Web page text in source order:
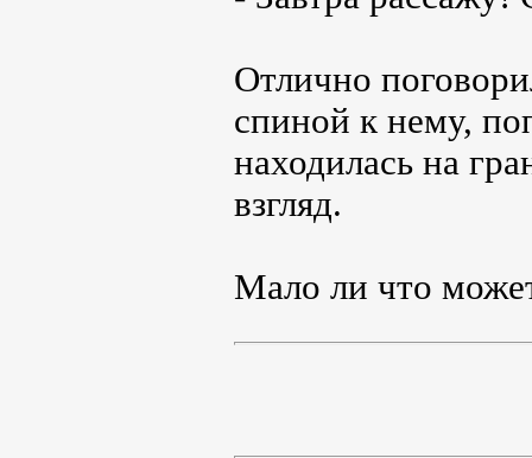
Отлично
спиной к нему,
находилась на
взгляд.
Мало ли что